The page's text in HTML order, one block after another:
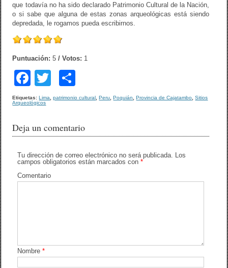
que todavía no ha sido declarado Patrimonio Cultural de la Nación,
o si sabe que alguna de estas zonas arqueológicas está siendo
depredada, le rogamos pueda escribirnos.
Puntuación:5 / Votos: 1
F
a
c
e
b
o
o
T
wi
er
o
p
ar
tir
Etiquetas:Lima ,patrimonio cultural ,Peru ,Poquián ,Provincia de Cajatambo ,Sitios
Arqueológicos
Deja un comentario
Tu dirección de correo electrónico no será publicada. Los
campos obligatorios están marcados con*
Comentario
Nombre*